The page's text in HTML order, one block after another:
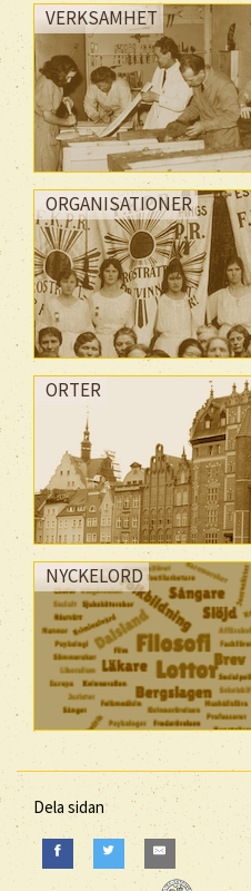
VERKSAMHET
ORGANISATIONER
ORTER
NYCKELORD
Dela sidan